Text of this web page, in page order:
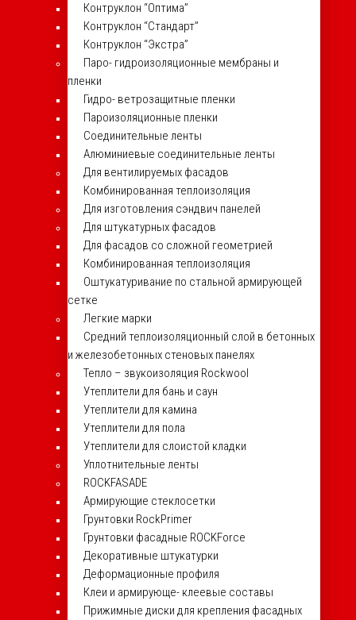
Контруклон “Оптима”
Контруклон “Стандарт”
Контруклон “Экстра”
Паро- гидроизоляционные мембраны и
пленки
Гидро- ветрозащитные пленки
Пароизоляционные пленки
Соединительные ленты
Алюминиевые соединительные ленты
Для вентилируемых фасадов
Комбинированная теплоизоляция
Для изготовления сэндвич панелей
Для штукатурных фасадов
Для фасадов со сложной геометрией
Комбинированная теплоизоляция
Оштукатуривание по стальной армирующей
сетке
Легкие марки
Средний теплоизоляционный слой в бетонных
и железобетонных стеновых панелях
Тепло – звукоизоляция Rockwool
Утеплители для бань и саун
Утеплители для камина
Утеплители для пола
Утеплители для слоистой кладки
Уплотнительные ленты
ROCKFASADE
Армирующие стеклосетки
Грунтовки RockPrimer
Грунтовки фасадные ROCKForce
Декоративные штукатурки
Деформационные профиля
Клеи и армирующе- клеевые составы
Прижимные диски для крепления фасадных